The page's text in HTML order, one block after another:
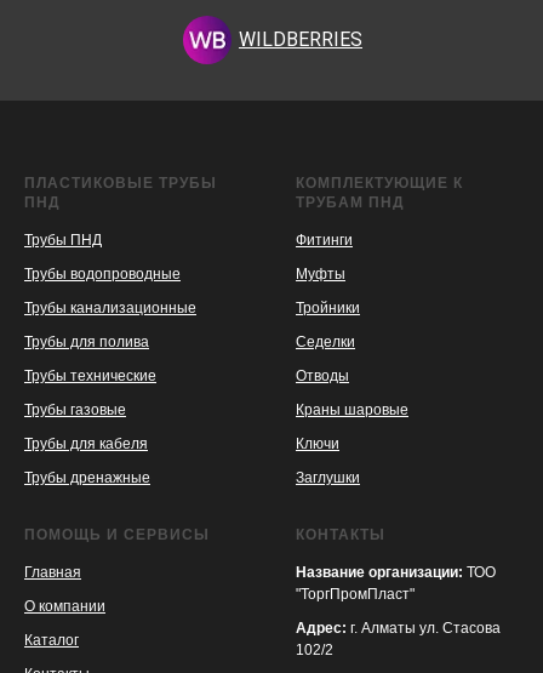
KASPI
SATU
WILDBERRIES
WILDBERRIES
ПЛАСТИКОВЫЕ ТРУБЫ
ПНД
Трубы ПНД
Трубы водопроводные
Трубы канализационные
Трубы для полива
Трубы технические
Трубы газовые
Трубы для кабеля
Трубы дренажные
КОМПЛЕКТУЮЩИЕ К
ТРУБАМ ПНД
Фитинги
Муфты
Тройники
Седелки
Отводы
Краны шаровые
Ключи
Заглушки
ПОМОЩЬ И СЕРВИСЫ
Главная
О компании
Каталог
КОНТАКТЫ
Название организации: ТОО
"ТоргПромПласт"
Адрес: г. Алматы ул. Стасова
102/2